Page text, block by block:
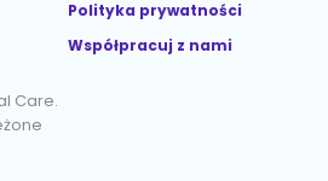
Polityka prywatności
Współpracuj z nami
Care.